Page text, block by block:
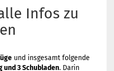
Infos zu
und insgesamt folgende
und 3 Schubladen. Darin